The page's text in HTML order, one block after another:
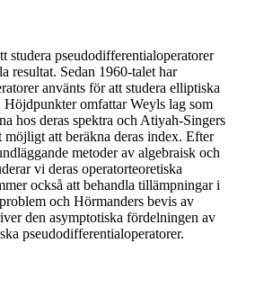
studera pseudodifferentialoperatorer
resultat. Sedan 1960-talet har
använts för att studera elliptiska
Höjdpunkter omfattar Weyls lag som
hos deras spektra och Atiyah-Singers
möjligt att beräkna deras index. Efter
metoder av algebraisk och
vi deras operatorteoretiska
också att behandla tillämpningar i
och Hörmanders bevis av
den asymptotiska fördelningen av
pseudodifferentialoperatorer.